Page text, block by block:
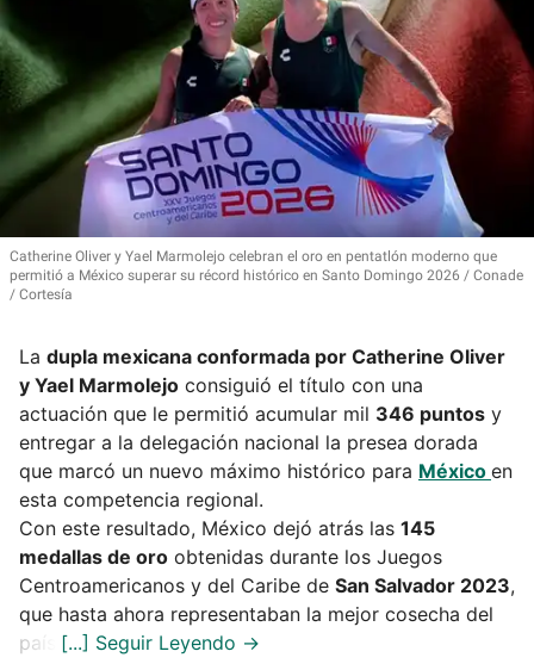
Catherine Oliver y Yael Marmolejo celebran el oro en pentatlón moderno que
permitió a México superar su récord histórico en Santo Domingo 2026
Conade
/ Cortesía
La dupla mexicana conformada por Catherine Oliver
y Yael Marmolejo consiguió el título con una
actuación que le permitió acumular mil 346 puntos y
entregar a la delegación nacional la presea dorada
que marcó un nuevo máximo histórico para México en
esta competencia regional.
Con este resultado, México dejó atrás las 145
medallas de oro obtenidas durante los Juegos
Centroamericanos y del Caribe de San Salvador 2023,
que hasta ahora representaban la mejor cosecha del
país.